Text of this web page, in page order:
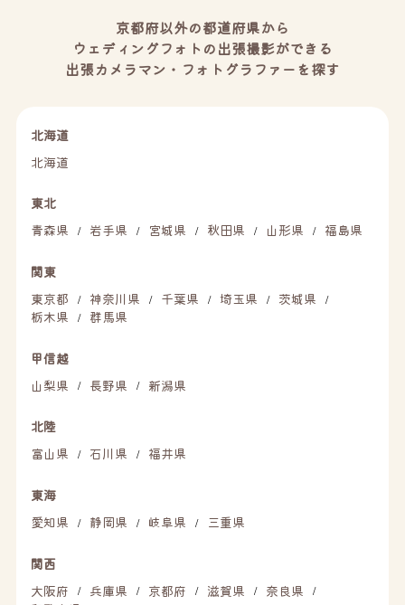
京都府以外の都道府県から
ウェディングフォトの出張撮影ができる
出張カメラマン・フォトグラファーを探す
北海道
北海道
東北
青森県
/ 岩手県 / 宮城県 / 秋田県 / 山形県 / 福島県
関東
東京都
/ 神奈川県 / 千葉県 / 埼玉県 / 茨城県 /
栃木県 / 群馬県
甲信越
山梨県
/ 長野県 / 新潟県
北陸
富山県
/ 石川県 / 福井県
東海
愛知県
/ 静岡県 / 岐阜県 / 三重県
関西
大阪府
/ 兵庫県 / 京都府 / 滋賀県 / 奈良県 /